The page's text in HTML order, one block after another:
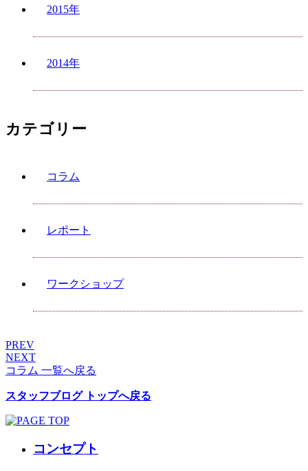
2015年
2014年
カテゴリー
コラム
レポート
ワークショップ
PREV
NEXT
コラム 一覧へ戻る
スタッフブログ トップへ戻る
コンセプト